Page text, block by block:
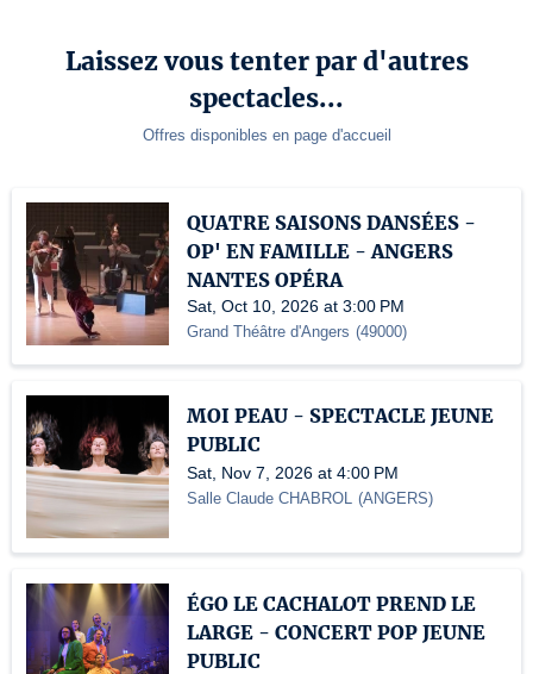
Laissez vous tenter par d'autres
spectacles...
Offres disponibles en page d'accueil
QUATRE SAISONS DANSÉES -
OP' EN FAMILLE - ANGERS
NANTES OPÉRA
Sat, Oct 10, 2026 at 3:00 PM
Grand Théâtre d'Angers (49000)
MOI PEAU - SPECTACLE JEUNE
PUBLIC
Sat, Nov 7, 2026 at 4:00 PM
Salle Claude CHABROL (ANGERS)
ÉGO LE CACHALOT PREND LE
LARGE - CONCERT POP JEUNE
PUBLIC